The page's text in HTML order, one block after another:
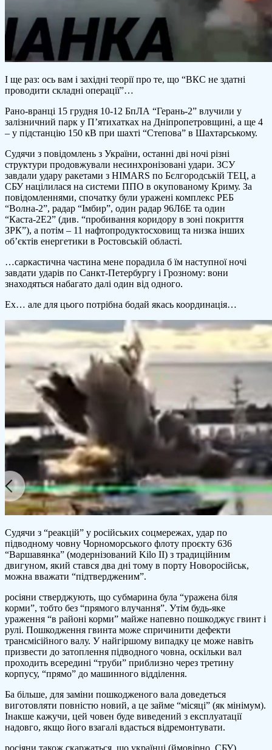
І ще раз: ось вам і західні теорії про те, що “ВКС не здатні
проводити складні операції”…
Рано-вранці 15 грудня 10-12 БпЛА “Герань-2” влучили у
залізничний парк у П’ятихатках на Дніпропетровщині, а ще 4
– у підстанцію 150 кВ при шахті “Степова” в Шахтарському.
Судячи з повідомлень з України, останні дві ночі різні
структури продовжували несинхронізовані удари. ЗСУ
завдали удару ракетами з HIMARS по Бєлгородській ТЕЦ, а
СБУ націлилася на системи ППО в окупованому Криму. За
повідомленнями, спочатку були уражені комплекс РЕБ
“Волна-2”, радар “Імбир”, один радар 96Л6Е та один
“Каста-2Е2” (див. “пробивання коридору в зоні покриття
ЗРК”), а потім – 11 нафтопродуктосховищ та низка інших
об’єктів енергетики в Ростовській області.
…саркастична частина мене порадила б їм наступної ночі
завдати ударів по Санкт-Петербургу і Грозному: вони
знаходяться набагато далі один від одного.
Ех… але для цього потрібна бодай якась координація…
Судячи з “реакцій” у російських соцмережах, удар по
підводному човну Чорноморського флоту проєкту 636
“Варшавянка” (модернізований Kilo II) з традиційним
двигуном, який стався два дні тому в порту Новоросійськ,
можна вважати “підтвердженим”.
росіяни стверджують, що субмарина була “уражена біля
корми”, тобто без “прямого влучання”. Утім будь-яке
ураження “в районі корми” майже напевно пошкоджує гвинт і
рулі. Пошкодження гвинта може спричинити дефекти
трансмісійного валу. У найгіршому випадку це може навіть
призвести до затоплення підводного човна, оскільки вал
проходить всередині “труби” приблизно через третину
корпусу, “прямо” до машинного відділення.
Ба більше, для заміни пошкодженого вала доведеться
виготовляти повністю новий, а це займе “місяці” (як мінімум).
Інакше кажучи, цей човен буде виведений з експлуатації
надовго, якщо його взагалі вдасться відремонтувати.
росіяни також скаржаться, що українці (ймовірно, СБУ)